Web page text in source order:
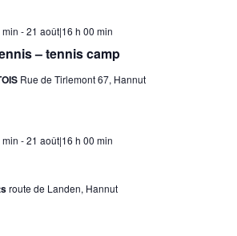
– tennis camp
-21 août|16 h 00 min
Rue de Tirlemont 67, Hannut
-21 août|16 h 00 min
route de Landen, Hannut